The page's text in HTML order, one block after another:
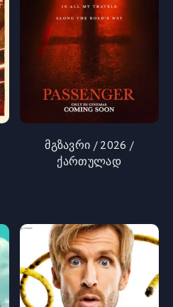
მგზავრი / 2026 /
ქართულად